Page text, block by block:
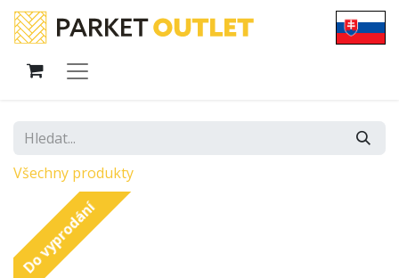
Všechny produkty
Do vyprodání